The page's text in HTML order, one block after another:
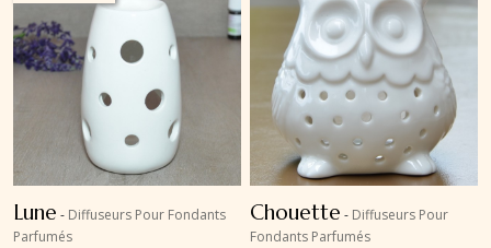
Lune - Diffuseurs Pour Fondants
Parfumés
Chouette - Diffuseurs Pour
Fondants Parfumés